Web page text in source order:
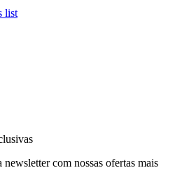
list
newsletter com nossas ofertas mais